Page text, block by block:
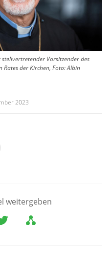
stellvertretender Vorsitzender des
Rates der Kirchen, Foto: Albin
2023
weitergeben